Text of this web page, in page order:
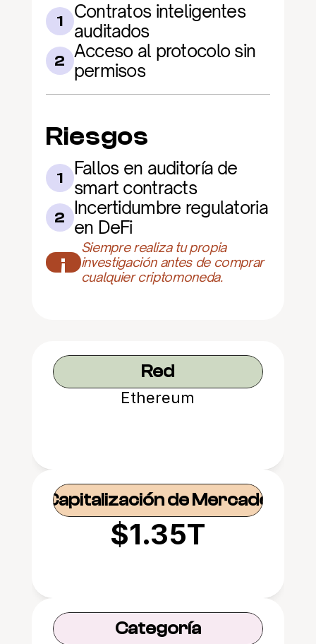
1
Contratos inteligentes
auditados
2 Acceso al protocolo sin
permisos
Riesgos
1
Fallos en auditoría de
smart contracts
2 Incertidumbre regulatoria
en DeFi
¡
Siempre realiza tu propia
investigación antes de comprar
cualquier criptomoneda.
Red
Ethereum
Capitalización de Mercado
$1.35T
Categoría